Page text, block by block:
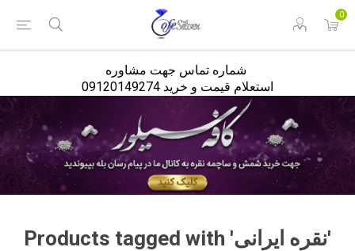
0
استعلام قیمت و خرید 09120149274
Products tagged with 'نقره ایرانی'